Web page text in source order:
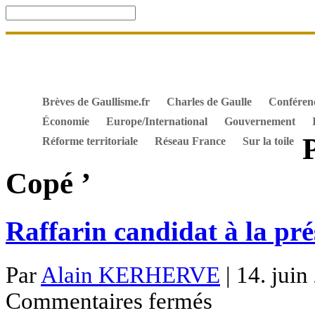
Brèves de Gaullisme.fr
Charles de Gaulle
Économie
Europe/International Gouvernement
Réforme territoriale
Réseau France Sur la toile
Copé ’
Raffarin candidat à la
Par Alain KERHERVE | 14.
Commentaires fermés